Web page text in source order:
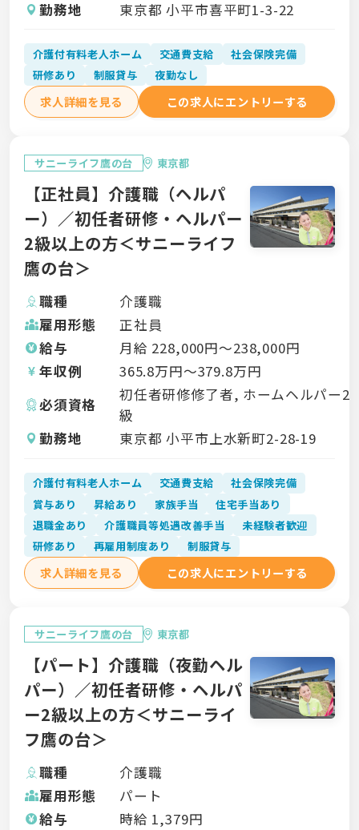
勤務地 東京都 小平市喜平町1-3-22
介護付有料老人ホーム 交通費支給
社会保険完備
研修あり
制服貸与 夜勤なし
求人詳細を見る この求人にエントリーする
サニーライフ鷹の台 東京都
【正社員】介護職（ヘルパ
ー）／初任者研修・ヘルパー
2級以上の方＜サニーライフ
鷹の台＞
職種
介護職
雇用形態
正社員
給与
月給 228,000円〜238,000円
年収例
365.8万円〜379.8万円
必須資格
初任者研修修了者, ホームヘルパー2
級
勤務地
東京都 小平市上水新町2-28-19
介護付有料老人ホーム 交通費支給
社会保険完備
賞与あり
昇給あり 家族手当
住宅手当あり
退職金あり
介護職員等処遇改善手当
未経験者歓迎
研修あり
再雇用制度あり 制服貸与
求人詳細を見る この求人にエントリーする
サニーライフ鷹の台 東京都
【パート】介護職（夜勤ヘル
パー）／初任者研修・ヘルパ
ー2級以上の方＜サニーライ
フ鷹の台＞
職種
介護職
雇用形態
パート
給与
時給 1,379円